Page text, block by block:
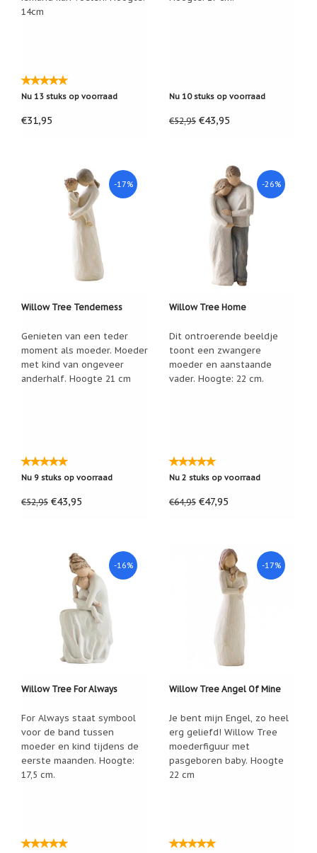
14cm
Nu 13 stuks op voorraad
€31,95
Nu 10 stuks op voorraad
€52,95 €43,95
-17%
Willow Tree Tenderness
Genieten van een teder
moment als moeder. Moeder
met kind van ongeveer
anderhalf. Hoogte 21 cm
Nu 9 stuks op voorraad
€52,95 €43,95
-26%
Willow Tree Home
Dit ontroerende beeldje
toont een zwangere
moeder en aanstaande
vader. Hoogte: 22 cm.
Nu 2 stuks op voorraad
€64,95 €47,95
-16%
Willow Tree For Always
For Always staat symbool
voor de band tussen
moeder en kind tijdens de
eerste maanden. Hoogte:
17,5 cm.
-17%
Willow Tree Angel Of Mine
Je bent mijn Engel, zo heel
erg geliefd! Willow Tree
moederfiguur met
pasgeboren baby. Hoogte
22 cm